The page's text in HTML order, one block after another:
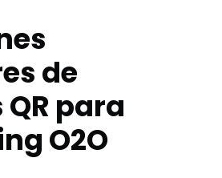
de
para
O2O